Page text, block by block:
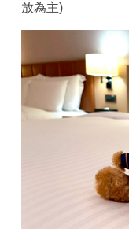
放為主)